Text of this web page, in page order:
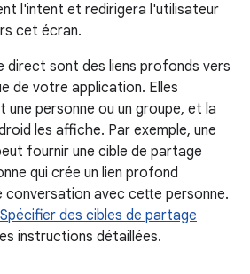
l'intent et redirigera l'utilisateur
cet écran.
direct sont des liens profonds vers
de votre application. Elles
personne ou un groupe, et la
les affiche. Par exemple, une
fournir une cible de partage
qui crée un lien profond
conversation avec cette personne.
Spécifier des cibles de partage
instructions détaillées.